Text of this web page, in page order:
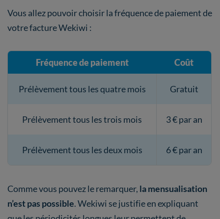
Vous allez pouvoir choisir la fréquence de paiement de
votre facture Wekiwi :
Fréquence de paiement Coût
Prélèvement tous les quatre mois Gratuit
Prélèvement tous les trois mois 3 € par an
Prélèvement tous les deux mois 6 € par an
Comme vous pouvez le remarquer, la mensualisation
n’est pas possible. Wekiwi se justifie en expliquant